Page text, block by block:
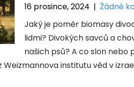
16 prosince, 2024 |Žádné
Jaký je poměr biomasy
lidmi? Divokých savců a
našich psů? A co slon
institutu věd v